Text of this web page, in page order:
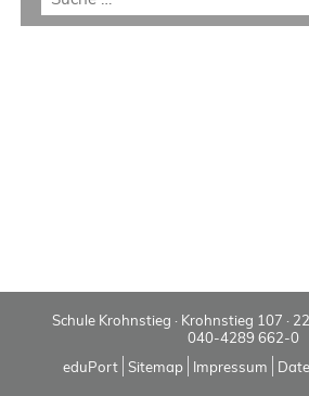
Schule Krohnstieg · Krohnstieg 107 ·
040-4289 662-0
eduPort Sitemap Impressum